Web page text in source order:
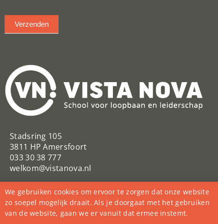
Verzenden
Stadsring 105
3811 HP Amersfoort
033 30 38 777
welkom@vistanova.nl
VistaNovaSchool
Vista Nova
@VistaNovaSchool
We gebruiken cookies om ervoor te zorgen dat onze website
zo soepel mogelijk draait. Als je doorgaat met het gebruiken
van de website, gaan we er vanuit dat ermee instemt.